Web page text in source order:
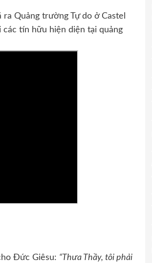
Quảng trường Tự do ở Castel
các tín hữu hiện diện tại quảng
Đức Giêsu: “Thưa Thầy, tôi phải